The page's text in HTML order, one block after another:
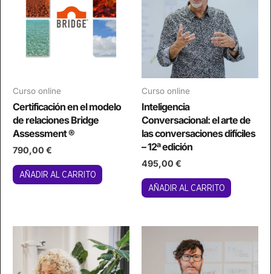
Curso online
Certificación en el modelo
de relaciones Bridge
Assessment ®
790,00 €
AÑADIR AL CARRITO
Curso online
Inteligencia
Conversacional: el arte de
las conversaciones difíciles
– 12ª edición
495,00 €
AÑADIR AL CARRITO